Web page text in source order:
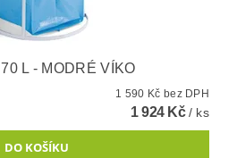
L - MODRÉ VÍKO
1 590 Kč bez DPH
1 924 Kč/ ks